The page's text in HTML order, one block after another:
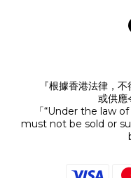
『根據香港法律，
或供應
「“Under the law
must not be sold or